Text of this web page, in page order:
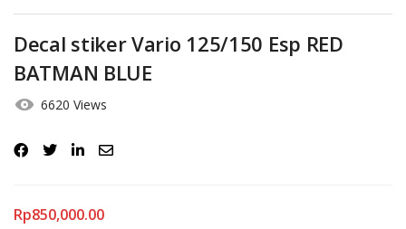
Decal stiker Vario 125/150 Esp RED
BATMAN BLUE
6620 Views
Rp850,000.00